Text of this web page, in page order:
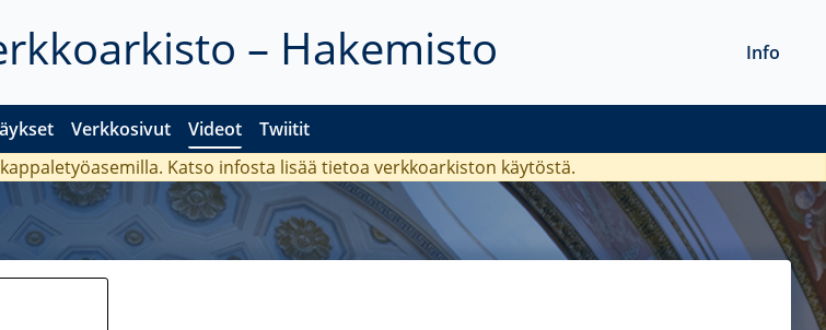
– Hakemisto
Verkkosivut Videot Twiitit
Info
Katso infosta lisää tietoa verkkoarkiston käytöstä.